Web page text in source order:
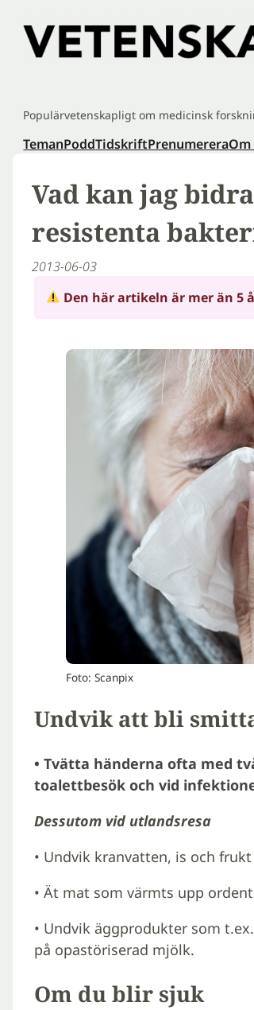
innehåll
Populärvetenskapligt om medicinsk
TemanPoddTidskriftPrenumerera
Vad kan jag
resistenta
2013-06-03
Den här artikeln är mer än
Foto: Scanpix
Undvik att bli
• Tvätta händerna ofta med
toalettbesök och vid
Dessutom vid utlandsresa
• Undvik kranvatten, is och
• Ät mat som värmts upp
• Undvik äggprodukter som
på opastöriserad mjölk.
Om du blir sjuk